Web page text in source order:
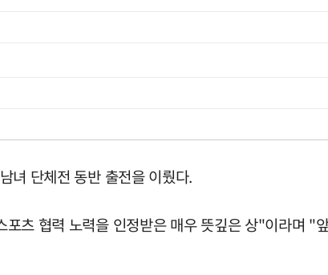
녀 단체전 동반 출전을 이뤘다.
츠 협력 노력을 인정받은 매우 뜻깊은 상"이라며 "